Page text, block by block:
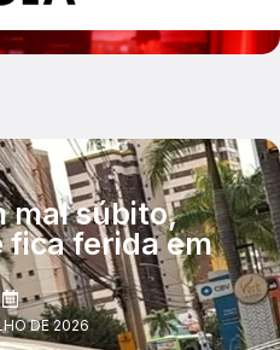
mal súbito,
fica ferida em
DE 2026